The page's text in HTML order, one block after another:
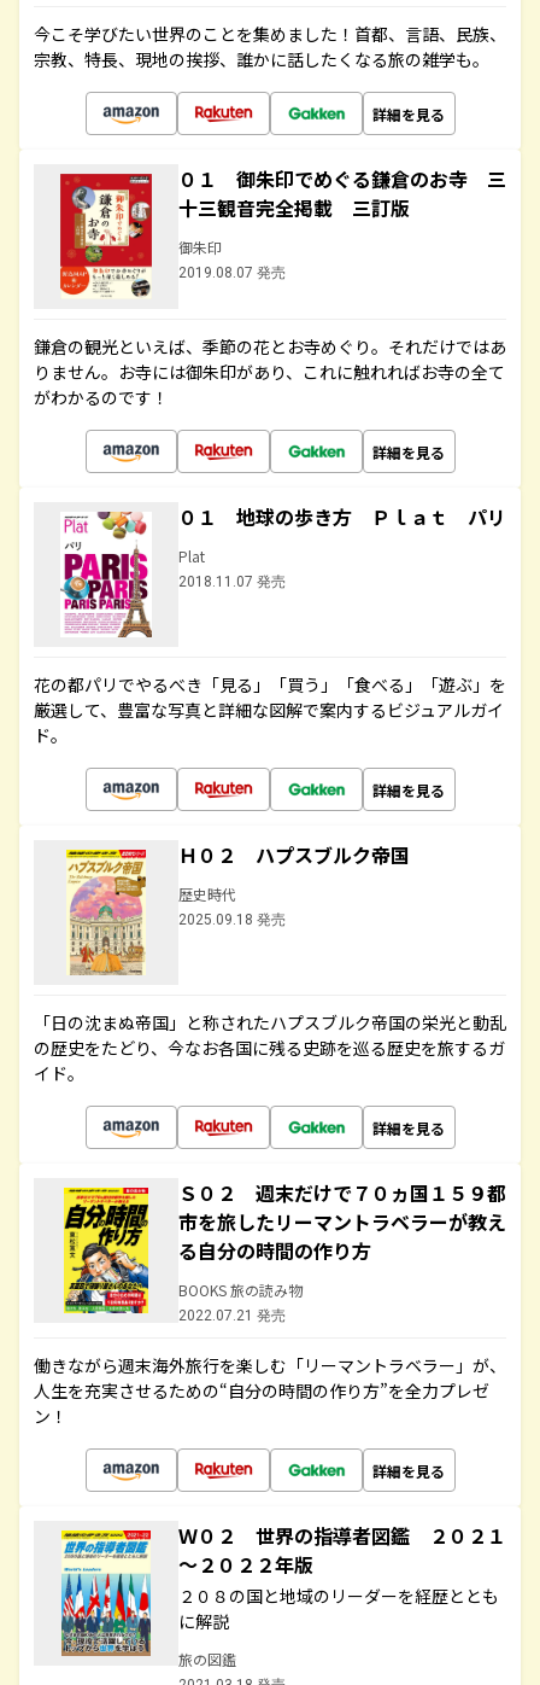
今こそ学びたい世界のことを集めました！首都、言語、民族、
宗教、特長、現地の挨拶、誰かに話したくなる旅の雑学も。
詳細を見る
０１ 御朱印でめぐる鎌倉のお寺 三
十三観音完全掲載 三訂版
御朱印
2019.08.07 発売
鎌倉の観光といえば、季節の花とお寺めぐり。それだけではあ
りません。お寺には御朱印があり、これに触れればお寺の全て
がわかるのです！
詳細を見る
０１ 地球の歩き方 Ｐｌａｔ パリ
Plat
2018.11.07 発売
花の都パリでやるべき「見る」「買う」「食べる」「遊ぶ」を
厳選して、豊富な写真と詳細な図解で案内するビジュアルガイ
ド。
詳細を見る
Ｈ０２ ハプスブルク帝国
歴史時代
2025.09.18 発売
「日の沈まぬ帝国」と称されたハプスブルク帝国の栄光と動乱
の歴史をたどり、今なお各国に残る史跡を巡る歴史を旅するガ
イド。
詳細を見る
Ｓ０２ 週末だけで７０ヵ国１５９都
市を旅したリーマントラベラーが教え
る自分の時間の作り方
BOOKS 旅の読み物
2022.07.21 発売
働きながら週末海外旅行を楽しむ「リーマントラベラー」が、
人生を充実させるための“自分の時間の作り方”を全力プレゼ
ン！
詳細を見る
Ｗ０２ 世界の指導者図鑑 ２０２１
～２０２２年版
２０８の国と地域のリーダーを経歴ととも
に解説
旅の図鑑